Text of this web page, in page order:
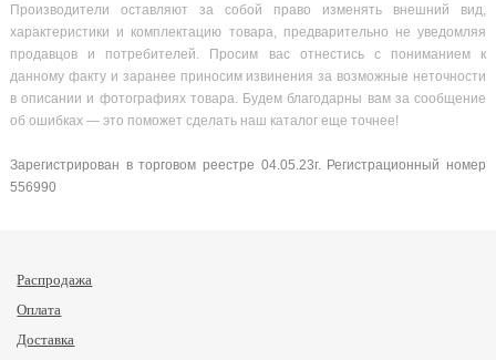
Производители оставляют за собой право изменять внешний вид,
характеристики и комплектацию товара, предварительно не уведомляя
продавцов и потребителей. Просим вас отнестись с пониманием к
данному факту и заранее приносим извинения за возможные неточности
в описании и фотографиях товара. Будем благодарны вам за сообщение
об ошибках — это поможет сделать наш каталог еще точнее!
Зарегистрирован в торговом реестре 04.05.23г. Регистрационный номер
556990
Распродажа
Оплата
Доставка